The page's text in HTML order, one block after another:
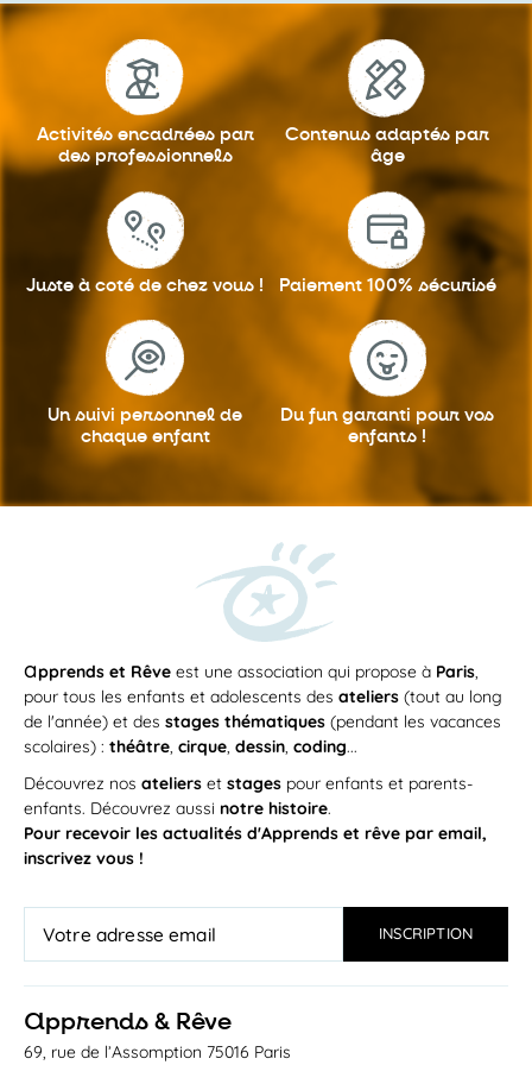
Activités encadrées par
des professionnels
Contenus adaptés par
âge
Juste à coté de chez vous ! Paiement 100% sécurisé
Un suivi personnel de
chaque enfant
Du fun garanti pour vos
enfants !
apprends et Rêve est une association qui propose à Paris,
pour tous les enfants et adolescents des ateliers (tout au long
de l'année) et des stages thématiques (pendant les vacances
scolaires) : théâtre, cirque, dessin, coding...
Découvrez nos ateliers et stages pour enfants et parents-
enfants. Découvrez aussi notre histoire.
Pour recevoir les actualités d'Apprends et rêve par email,
inscrivez vous !
apprends & Rêve
69, rue de l’Assomption 75016 Paris